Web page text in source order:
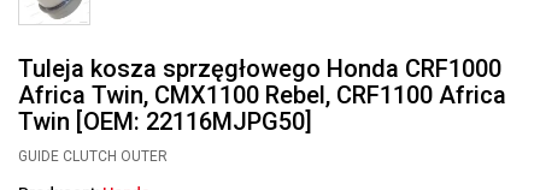
Tuleja kosza sprzęgłowego Honda CRF1000
Africa Twin, CMX1100 Rebel, CRF1100 Africa
Twin [OEM: 22116MJPG50]
GUIDE CLUTCH OUTER